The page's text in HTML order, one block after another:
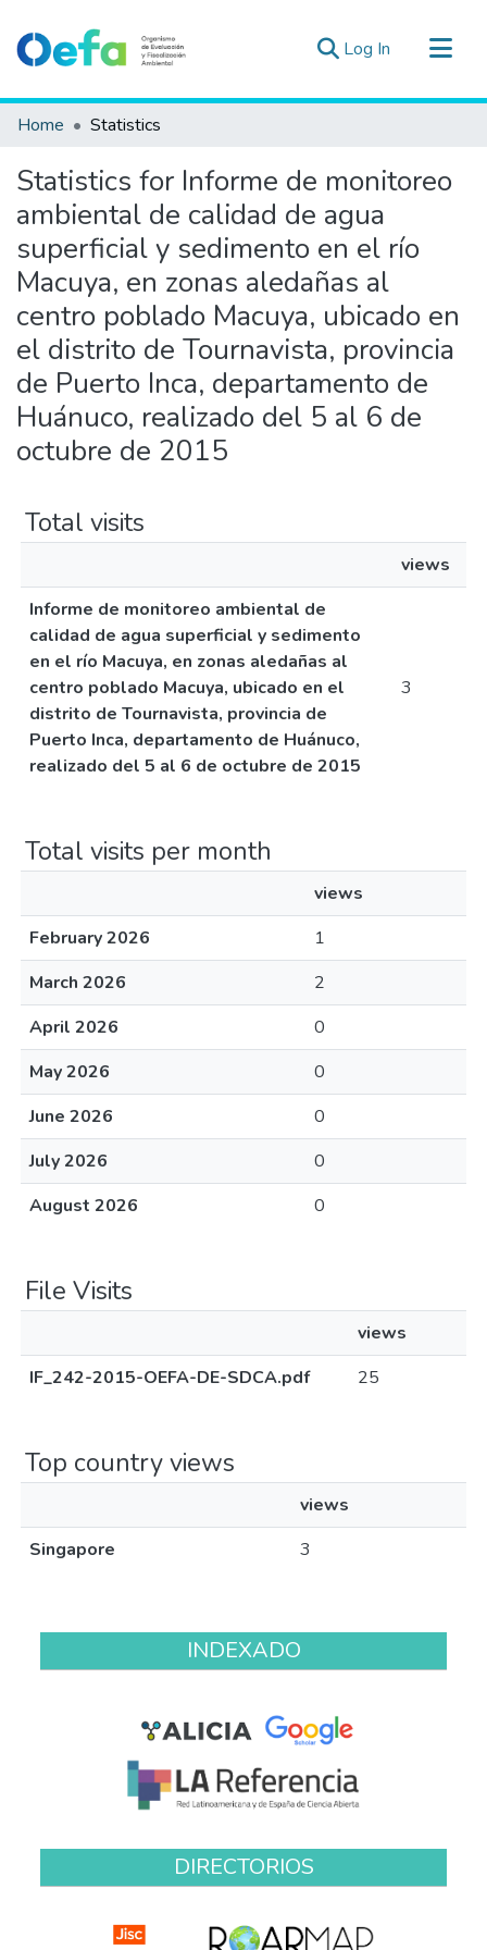
Log In (current)
Communities & Collections
Estad. Externas
Guias ▾
Home Statistics
Statistics for Informe de monitoreo
ambiental de calidad de agua
superficial y sedimento en el río
Macuya, en zonas aledañas al
centro poblado Macuya, ubicado en
el distrito de Tournavista, provincia
de Puerto Inca, departamento de
Huánuco, realizado del 5 al 6 de
octubre de 2015
Total visits
views
Informe de monitoreo ambiental de
calidad de agua superficial y sedimento
en el río Macuya, en zonas aledañas al
centro poblado Macuya, ubicado en el
distrito de Tournavista, provincia de
Puerto Inca, departamento de Huánuco,
realizado del 5 al 6 de octubre de 2015
3
Total visits per month
views
February 2026
1
March 2026
2
April 2026
0
May 2026
0
June 2026
0
July 2026
0
August 2026
0
File Visits
views
IF_242-2015-OEFA-DE-SDCA.pdf
25
Top country views
views
Singapore
3
INDEXADO
DIRECTORIOS